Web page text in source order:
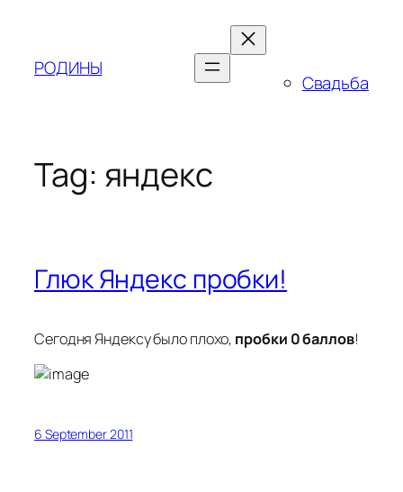
content
РОДИНЫ
Свадьба
Tag: яндекс
Глюк Яндекс пробки!
Сегодня Яндексу было плохо, пробки 0 баллов!
6 September 2011